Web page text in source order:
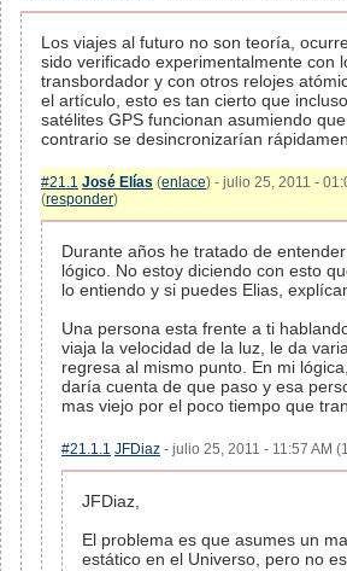
Los viajes al futuro no son teoría,
sido verificado experimentalmente con
transbordador y con otros relojes
el artículo, esto es tan cierto que
satélites GPS funcionan asumiendo
contrario se desincronizarían
#21.1 José Elías (enlace) - julio 25, 2011 -
(responder)
Durante años he tratado de
lógico. No estoy diciendo con esto
lo entiendo y si puedes Elias,
Una persona esta frente a ti
viaja la velocidad de la luz, le da
regresa al mismo punto. En mi
daría cuenta de que paso y esa
mas viejo por el poco tiempo que
#21.1.1 JFDiaz - julio 25, 2011 - 11:57 AM
JFDiaz,
El problema es que asumes un
estático en el Universo, pero no